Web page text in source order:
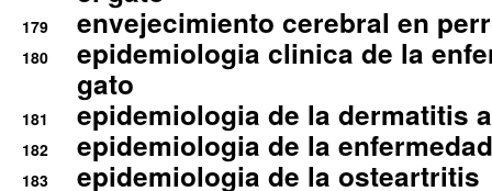
179 envejecimiento cerebral en
180
epidemiologia clinica de la
gato
181 epidemiologia de la dermatitis
182 epidemiologia de la
183 epidemiologia de la osteartritis